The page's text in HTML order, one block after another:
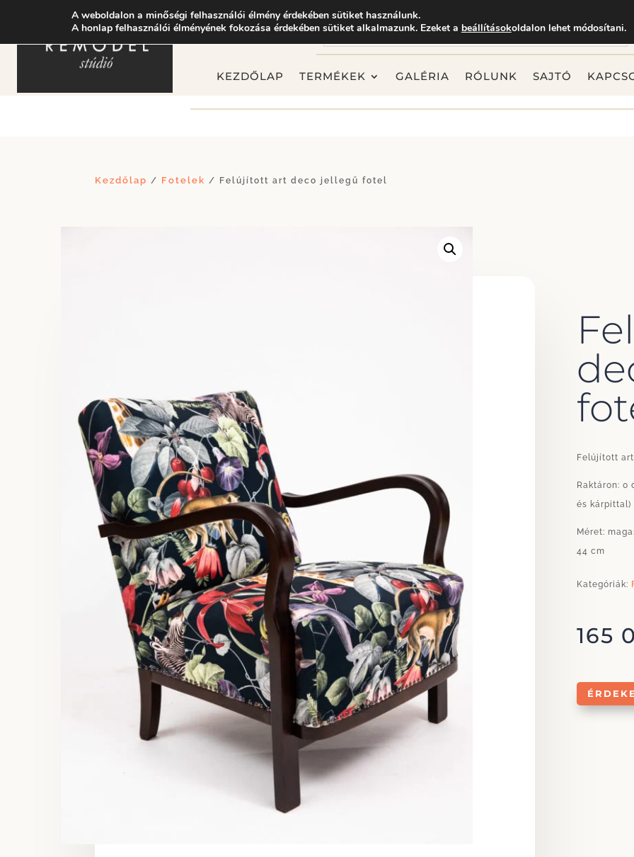
KEZDŐLAP TERMÉKEK GALÉRIA RÓLUNK SAJTÓ
Kezdőlap / Fotelek / Felújított art deco jellegű fotel
Felújított
Raktáron: 0
és kárpittal)
Méret:
44 cm
Kategóriák:
165
A weboldalon a minőségi felhasználói élmény érdekében sütiket használunk.
A honlap felhasználói élményének fokozása érdekében sütiket alkalmazunk. Ezeket a beállításokoldalon lehet módosítani.